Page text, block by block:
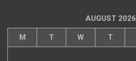
AUGUST 2026
M T W T